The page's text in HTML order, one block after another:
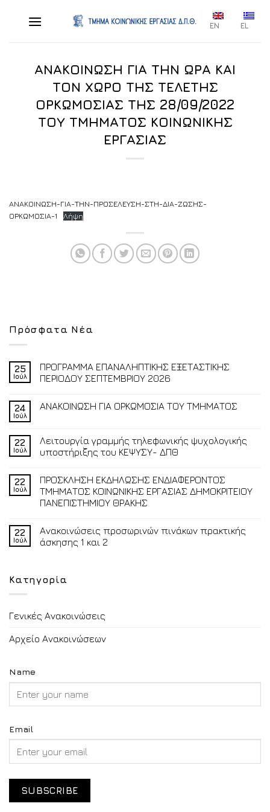
EN EL
ΑΝΑΚΟΙΝΩΣΗ ΓΙΑ ΤΗΝ ΩΡΑ ΚΑΙ
ΤΟΝ ΧΩΡΟ ΤΗΣ ΤΕΛΕΤΗΣ
ΟΡΚΩΜΟΣΙΑΣ ΤΗΣ 28/09/2022
ΤΟΥ ΤΜΗΜΑΤΟΣ ΚΟΙΝΩΝΙΚΗΣ
ΕΡΓΑΣΙΑΣ
ΑΝΑΚΟΙΝΩΣΗ-ΓΙΑ-ΤΗΝ-ΠΡΟΣΕΛΕΥΣΗ-ΣΤΗ-ΔΙΑ-ΖΩΣΗΣ-
ΟΡΚΩΜΟΣΙΑ-1
Λήψη
Πρόσφατα Νέα
25
Ιούλ
ΠΡΟΓΡΑΜΜΑ ΕΠΑΝΑΛΗΠΤΙΚΗΣ ΕΞΕΤΑΣΤΙΚΗΣ
ΠΕΡΙΟΔΟΥ ΣΕΠΤΕΜΒΡΙΟΥ 2026
24
Ιούλ
ΑΝΑΚΟΙΝΩΣΗ ΓΙΑ ΟΡΚΩΜΟΣΙΑ ΤΟΥ ΤΜΗΜΑΤΟΣ
22
Ιούλ
Λειτουργία γραμμής τηλεφωνικής ψυχολογικής
υποστήριξης του ΚΕΨΥΣΥ- ΔΠΘ
22
Ιούλ
ΠΡΟΣΚΛΗΣΗ ΕΚΔΗΛΩΣΗΣ ΕΝΔΙΑΦΕΡΟΝΤΟΣ
ΤΜΗΜΑΤΟΣ ΚΟΙΝΩΝΙΚΗΣ ΕΡΓΑΣΙΑΣ ΔΗΜΟΚΡΙΤΕΙΟΥ
ΠΑΝΕΠΙΣΤΗΜΙΟΥ ΘΡΑΚΗΣ
22
Ιούλ
Ανακοινώσεις προσωρινών πινάκων πρακτικής
άσκησης 1 και 2
Κατηγορία
Γενικές Ανακοινώσεις
Αρχείο Ανακοινώσεων
Name
Email